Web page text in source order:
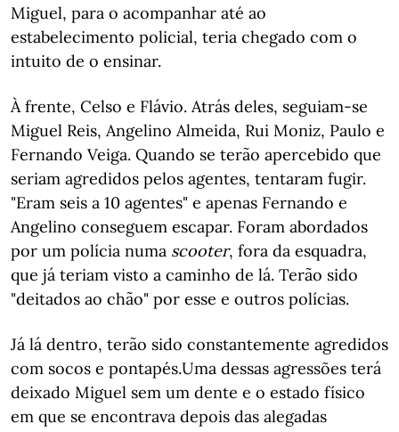
Miguel, para o acompanhar até ao
estabelecimento policial, teria chegado com o
intuito de o ensinar.
À frente, Celso e Flávio. Atrás deles, seguiam-se
Miguel Reis, Angelino Almeida, Rui Moniz, Paulo e
Fernando Veiga. Quando se terão apercebido que
seriam agredidos pelos agentes, tentaram fugir.
"Eram seis a 10 agentes" e apenas Fernando e
Angelino conseguem escapar. Foram abordados
por um polícia numa scooter, fora da esquadra,
que já teriam visto a caminho de lá. Terão sido
"deitados ao chão" por esse e outros polícias.
Já lá dentro, terão sido constantemente agredidos
com socos e pontapés.Uma dessas agressões terá
deixado Miguel sem um dente e o estado físico
em que se encontrava depois das alegadas